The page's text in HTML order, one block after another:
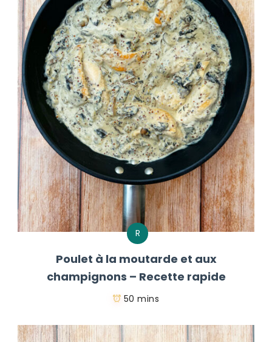
R
Poulet à la moutarde et aux
champignons – Recette rapide
50 mins